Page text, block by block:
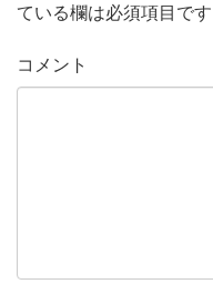
ている欄は必須項目です
コメント